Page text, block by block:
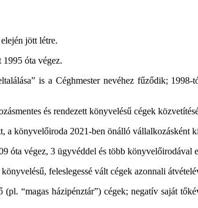
jött létre.
1995 óta végez.
is a Céghmester nevéhez fűződik;
és rendezett könyvelésű cégek
a könyvelőiroda 2021-ben önálló vállalkozásként
óta végez, 3 ügyvéddel és több könyvelőirodával
feleslegessé vált cégek azonnali
“magas házipénztár”) cégek; negatív saját